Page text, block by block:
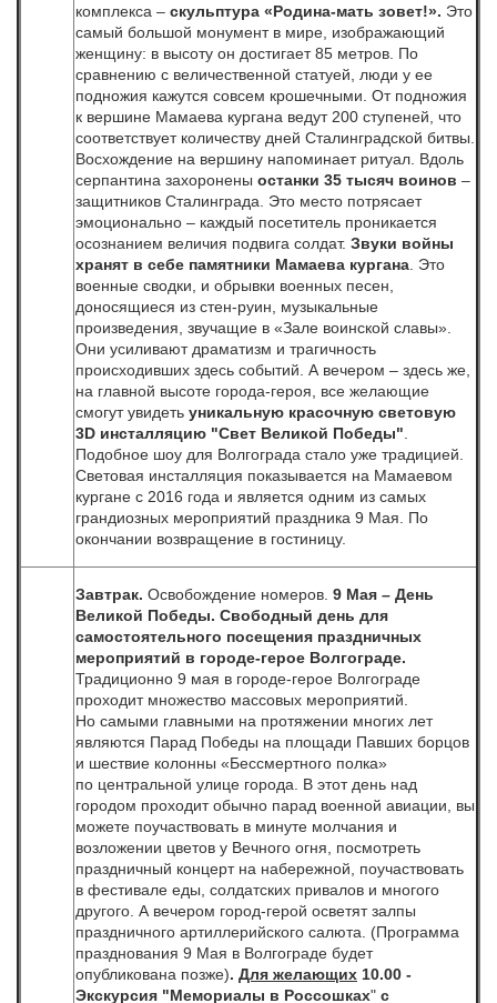
комплекса – скульптура «Родина-мать зовет!». Это
самый большой монумент в мире, изображающий
женщину: в высоту он достигает 85 метров. По
сравнению с величественной статуей, люди у ее
подножия кажутся совсем крошечными. От подножия
к вершине Мамаева кургана ведут 200 ступеней, что
соответствует количеству дней Сталинградской битвы.
Восхождение на вершину напоминает ритуал. Вдоль
серпантина захоронены останки 35 тысяч воинов –
защитников Сталинграда. Это место потрясает
эмоционально – каждый посетитель проникается
осознанием величия подвига солдат. Звуки войны
хранят в себе памятники Мамаева кургана . Это
военные сводки, и обрывки военных песен,
доносящиеся из стен-руин, музыкальные
произведения, звучащие в «Зале воинской славы».
Они усиливают драматизм и трагичность
происходивших здесь событий. А вечером – здесь же,
на главной высоте города-героя, все желающие
смогут увидеть уникальную красочную световую
3D инсталляцию "Свет Великой Победы"
Подобное шоу для Волгограда стало уже традицией.
Световая инсталляция показывается на Мамаевом
кургане с 2016 года и является одним из самых
грандиозных мероприятий праздника 9 Мая. По
окончании возвращение в гостиницу.
Завтрак. Освобождение номеров. 9 Мая – День
Великой Победы. Свободный день для
самостоятельного посещения праздничных
мероприятий в городе-герое Волгограде.
Традиционно 9 мая в городе-герое Волгограде
проходит множество массовых мероприятий.
Но самыми главными на протяжении многих лет
являются Парад Победы на площади Павших борцов
и шествие колонны «Бессмертного полка»
по центральной улице города. В этот день над
городом проходит обычно парад военной авиации, вы
можете поучаствовать в минуте молчания и
возложении цветов у Вечного огня, посмотреть
праздничный концерт на набережной, поучаствовать
в фестивале еды, солдатских привалов и многого
другого. А вечером город-герой осветят залпы
праздничного артиллерийского салюта.
(Программа
празднования 9 Мая в Волгограде будет
опубликована позже). Для желающих 10.00 -
Экскурсия "Мемориалы в Россошках" с